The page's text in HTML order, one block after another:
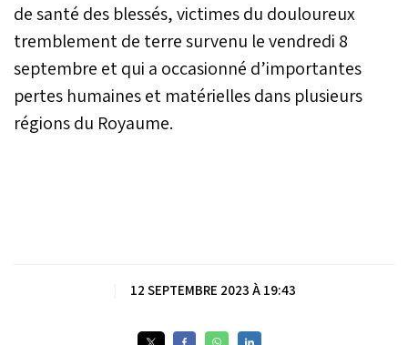
de santé des blessés, victimes du douloureux
tremblement de terre survenu le vendredi 8
septembre et qui a occasionné d’importantes
pertes humaines et matérielles dans plusieurs
régions du Royaume.
12 SEPTEMBRE 2023 À 19:43